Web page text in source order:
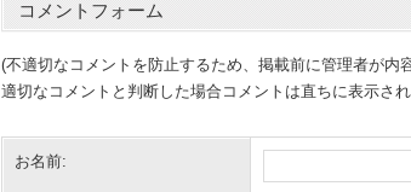
コメントフォーム
(不適切なコメントを防止するため、掲載前に管理者が内
適切なコメントと判断した場合コメントは直ちに表示さ
お名前: